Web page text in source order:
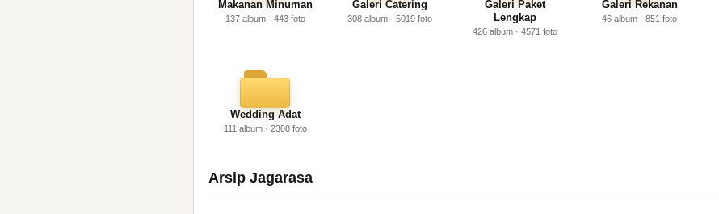
Makanan Minuman
137 album · 443 foto
Galeri Catering
308 album · 5019 foto
Galeri Paket
Lengkap
426 album · 4571 foto
Galeri Rekanan
46 album · 851 foto
Wedding Adat
111 album · 2308 foto
Arsip Jagarasa